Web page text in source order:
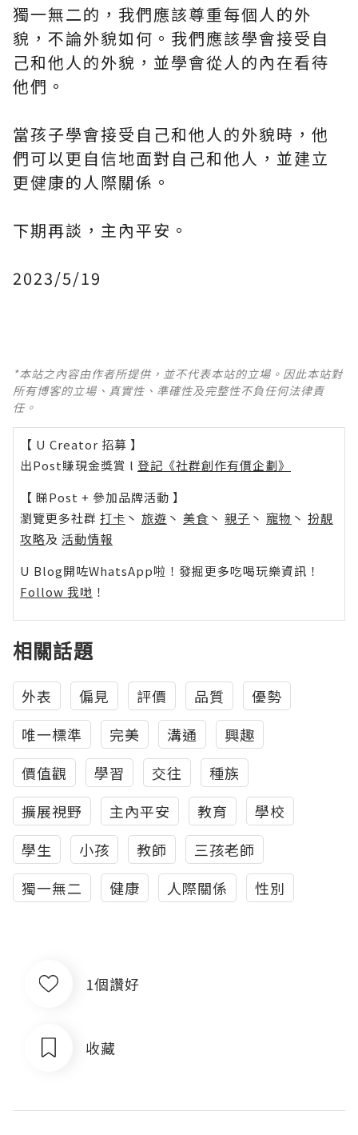
獨一無二的，我們應該尊重每個人的外
貌，不論外貌如何。我們應該學會接受自
己和他人的外貌，並學會從人的內在看待
他們。
當孩子學會接受自己和他人的外貌時，他
們可以更自信地面對自己和他人，並建立
更健康的人際關係。
下期再談，主內平安。
2023/5/19
*本站之內容由作者所提供，並不代表本站的立場。因此本站對
所有博客的立場、真實性、準確性及完整性不負任何法律責
任。
【 U Creator 招募 】
出Post賺現金獎賞 l 登記《社群創作有價企劃》
【 睇Post + 參加品牌活動 】
瀏覽更多社群 打卡 丶 旅遊 丶 美食 丶 親子 丶 寵物 丶 扮靚
攻略及 活動情報
U Blog開咗WhatsApp啦！發掘更多吃喝玩樂資訊！
Follow 我哋 ！
相關話題
外表 偏見 評價 品質
優勢
唯一標準
完美 溝通
興趣
價值觀
學習 交往
種族
擴展視野
主內平安 教育
學校
學生
小孩 教師
三孩老師
獨一無二
健康 人際關係 性別
1個讚好
收藏